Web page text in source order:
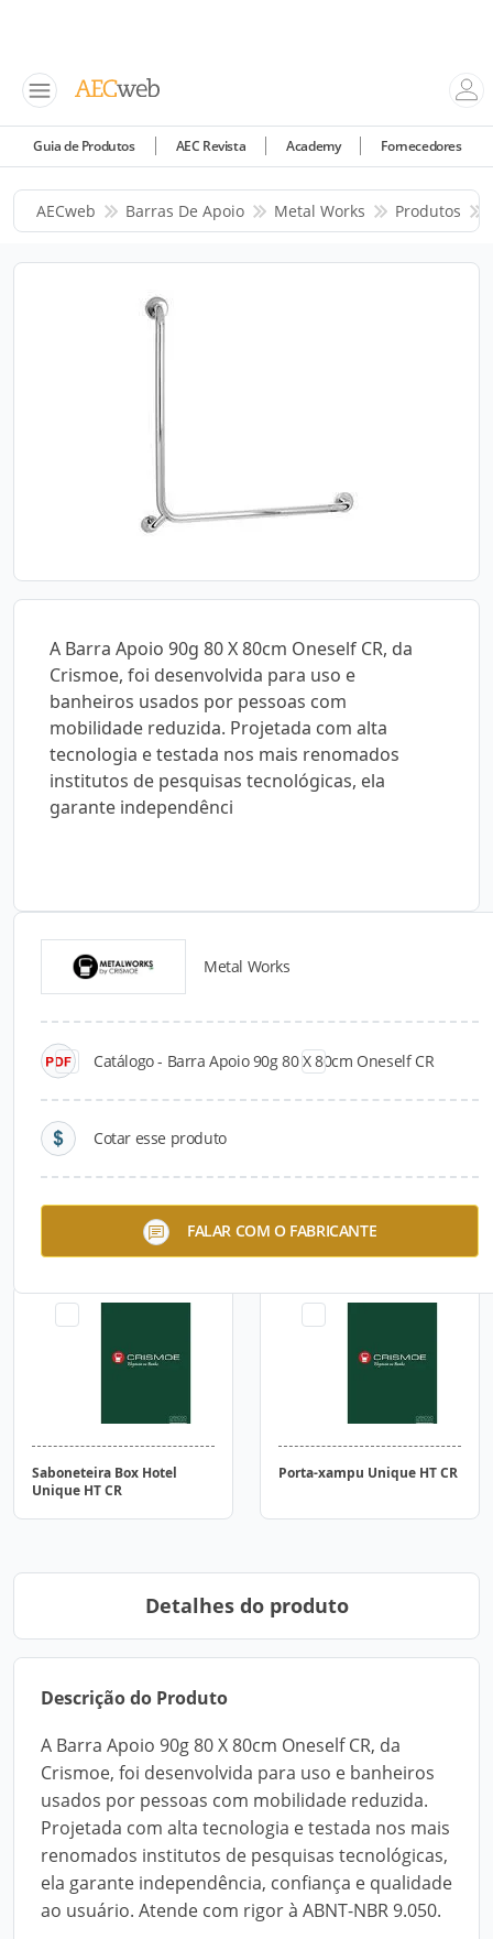
Guia de Produtos AEC Revista Academy Fornecedores
AECweb Barras De Apoio Metal Works Produtos
A Barra Apoio 90g 80 X 80cm Oneself CR, da
Crismoe, foi desenvolvida para uso e
banheiros usados por pessoas com
mobilidade reduzida. Projetada com alta
tecnologia e testada nos mais renomados
institutos de pesquisas tecnológicas, ela
garante independênci
Metal Works
Catálogo - Barra Apoio 90g 80 X 80cm Oneself CR
Cotar esse produto
FALAR COM O FABRICANTE
Catálogos para Download
Banco Articulado 50 cm
Unique HT CR
Saboneteira Box Hotel
Unique HT CR
Porta-xampu Unique HT CR
Detalhes do produto
Descrição do Produto
A Barra Apoio 90g 80 X 80cm Oneself CR, da
Crismoe, foi desenvolvida para uso e banheiros
usados por pessoas com mobilidade reduzida.
Projetada com alta tecnologia e testada nos mais
renomados institutos de pesquisas tecnológicas,
ela garante independência, confiança e qualidade
ao usuário. Atende com rigor à ABNT-NBR 9.050.